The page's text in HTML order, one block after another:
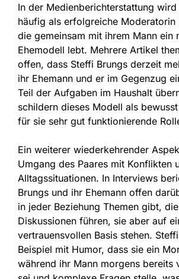
In der Medienberichterstattung
häufig als erfolgreiche Moderatorin
die gemeinsam mit ihrem Mann ein
Ehemodell lebt. Mehrere Artikel
offen, dass Steffi Brungs derzeit
ihr Ehemann und er im Gegenzug
Teil der Aufgaben im Haushalt
schildern dieses Modell als
für sie sehr gut funktionierende
Ein weiterer wiederkehrender
Umgang des Paares mit Konflikten
Alltagssituationen. In Interviews
Brungs und ihr Ehemann offen
in jeder Beziehung Themen gibt,
Diskussionen führen, sie aber auf
vertrauensvollen Basis stehen.
Beispiel mit Humor, dass sie ein
während ihr Mann morgens bereits